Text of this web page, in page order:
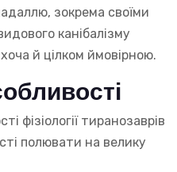
зокрема своїми
канібалізму
й цілком ймовірною.
фізіології тиранозаврів
полювати на велику